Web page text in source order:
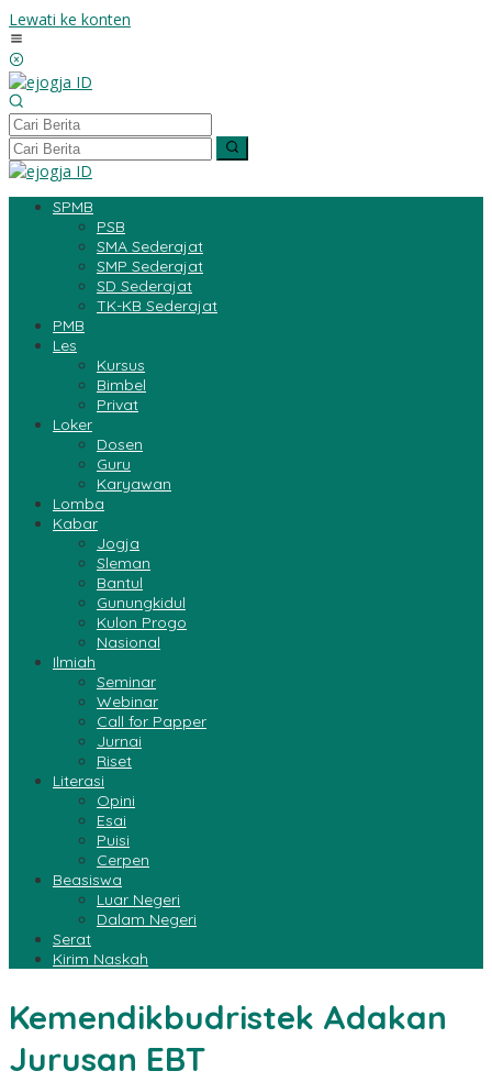
Lewati ke konten
SPMB
PSB
SMA Sederajat
SMP Sederajat
SD Sederajat
TK-KB Sederajat
PMB
Les
Kursus
Bimbel
Privat
Loker
Dosen
Guru
Karyawan
Lomba
Kabar
Jogja
Sleman
Bantul
Gunungkidul
Kulon Progo
Nasional
Ilmiah
Seminar
Webinar
Call for Papper
Jurnai
Riset
Literasi
Opini
Esai
Puisi
Cerpen
Beasiswa
Luar Negeri
Dalam Negeri
Serat
Kirim Naskah
Kemendikbudristek Adakan
Jurusan EBT